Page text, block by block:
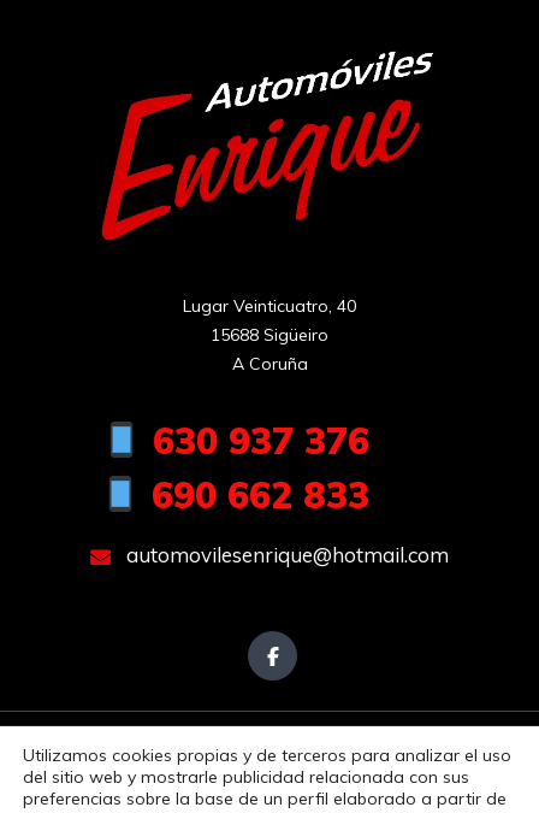
Lugar Veinticuatro, 40
15688 Sigüeiro
A Coruña
630 937 376
690 662 833
automovilesenrique@hotmail.com
Aviso LegalPolítica de PrivacidadPolítica de Cookies
Accesibilidad
Utilizamos cookies propias y de terceros para analizar el uso
del sitio web y mostrarle publicidad relacionada con sus
preferencias sobre la base de un perfil elaborado a partir de